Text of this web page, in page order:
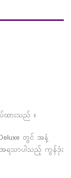
ထားသည် ။
တွင် အနံ့
ရသာပါသည့် ကွန်ဒုံး